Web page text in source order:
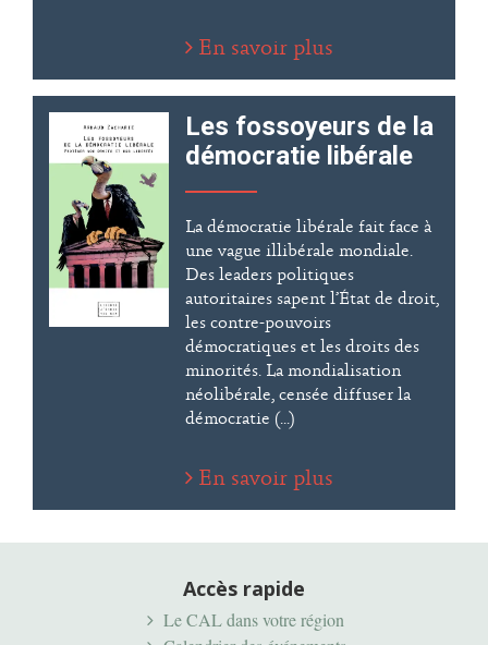
En savoir plus
Les fossoyeurs de la
démocratie libérale
La démocratie libérale fait face à
une vague illibérale mondiale.
Des leaders politiques
autoritaires sapent l’État de droit,
les contre-pouvoirs
démocratiques et les droits des
minorités. La mondialisation
néolibérale, censée diffuser la
démocratie (...)
En savoir plus
Accès rapide
Le CAL dans votre région